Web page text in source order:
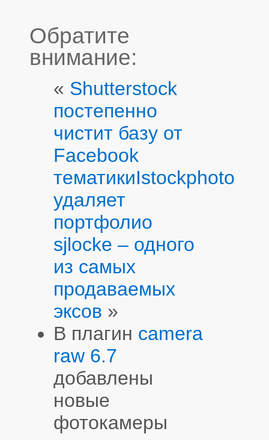
Обратите
внимание:
« Shutterstock
постепенно
чистит базу от
Facebook
тематикиIstockphoto
удаляет
портфолио
sjlocke – одного
из самых
продаваемых
эксов »
В плагин camera
raw 6.7
добавлены
новые
фотокамеры